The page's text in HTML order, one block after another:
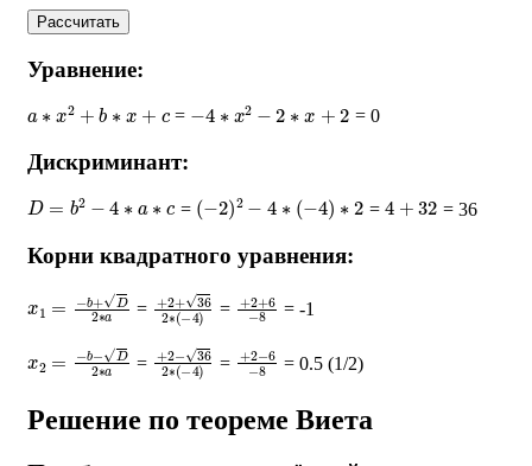
Рассчитать
Уравнение:
2 b ∗ = 4∗ 2− ∗ = 0
Дискриминант:
D= 2− a = (− 2)2− ∗ −4 ∗ = 4 +32 = 36
Корни квадратного уравнения:
+ D2∗ = + 2+ 362 −4 )
= + 2 +6 = -1
b−D2∗ = +2−362 (−4)
= +2−6 8
= 0.5 (1/2)
Решение по теореме Виета